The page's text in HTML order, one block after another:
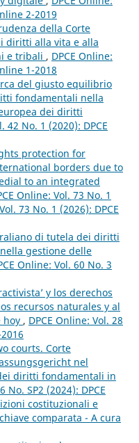
2-2019
della Corte
diritti alla vita e alla
e tribali , DPCE Online:
1-2018
del giusto equilibrio
fondamentali nella
dei diritti
42 No. 1 (2020): DPCE
protection for
borders due to
to an integrated
Online: Vol. 73 No. 1
73 No. 1 (2026): DPCE
di tutela dei diritti
gestione delle
Online: Vol. 60 No. 3
y los derechos
recursos naturales y al
hoy , DPCE Online: Vol. 28
courts. Corte
nel
diritti fondamentali in
No. SP2 (2024): DPCE
costituzionali e
comparata - A cura